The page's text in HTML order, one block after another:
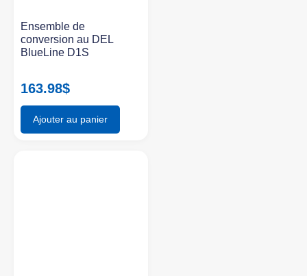
Ensemble de
conversion au DEL
BlueLine D1S
163.98$
Ajouter au panier